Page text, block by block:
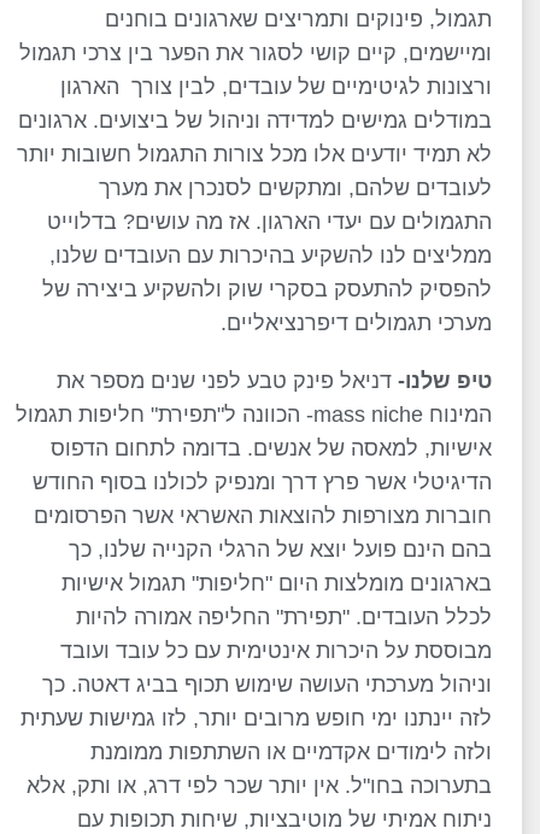
תגמול, פינוקים ותמריצים שארגונים בוחנים
ומיישמים, קיים קושי לסגור את הפער בין צרכי תגמול
ורצונות לגיטימיים של עובדים, לבין צורך הארגון
במודלים גמישים למדידה וניהול של ביצועים. ארגונים
לא תמיד יודעים אלו מכל צורות התגמול חשובות יותר
לעובדים שלהם, ומתקשים לסנכרן את מערך
התגמולים עם יעדי הארגון. אז מה עושים? בדלוייט
ממליצים לנו להשקיע בהיכרות עם העובדים שלנו,
להפסיק להתעסק בסקרי שוק ולהשקיע ביצירה של
מערכי תגמולים דיפרנציאליים.
טיפ שלנו-דניאל פינק טבע לפני שנים מספר את
המינוח mass niche- הכוונה ל"תפירת" חליפות תגמול
אישיות, למאסה של אנשים. בדומה לתחום הדפוס
הדיגיטלי אשר פרץ דרך ומנפיק לכולנו בסוף החודש
חוברות מצורפות להוצאות האשראי אשר הפרסומים
בהם הינם פועל יוצא של הרגלי הקנייה שלנו, כך
בארגונים מומלצות היום "חליפות" תגמול אישיות
לכלל העובדים. "תפירת" החליפה אמורה להיות
מבוססת על היכרות אינטימית עם כל עובד ועובד
וניהול מערכתי העושה שימוש תכוף בביג דאטה. כך
לזה יינתנו ימי חופש מרובים יותר, לזו גמישות שעתית
ולזה לימודים אקדמיים או השתתפות ממומנת
בתערוכה בחו"ל. אין יותר שכר לפי דרג, או ותק, אלא
ניתוח אמיתי של מוטיבציות, שיחות תכופות עם